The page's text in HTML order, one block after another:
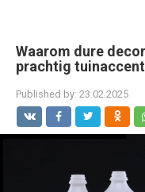
Waarom dure
prachtig
Published by: 23.02.2025